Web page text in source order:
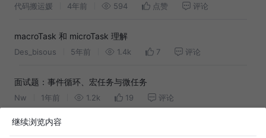
代码搬运媛 4年前 594 点赞 评论
macroTask 和 microTask 理解
Des_bisous 5年前 1.4k 7 评论
面试题：事件循环、宏任务与微任务
Nw 1年前 1.2k 19 评论
继续浏览内容